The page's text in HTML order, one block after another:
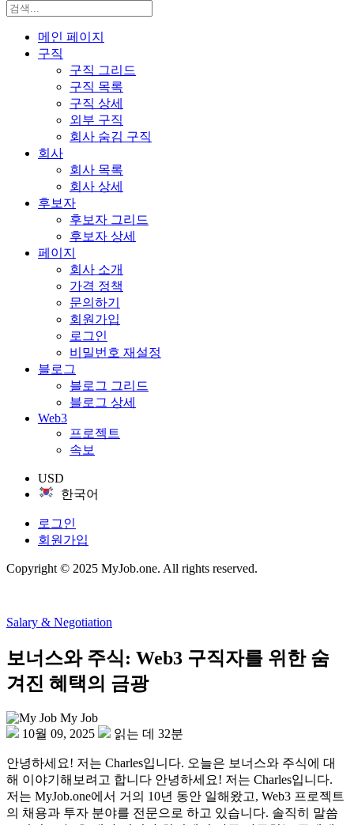
메인 페이지
구직
구직 그리드
구직 목록
구직 상세
외부 구직
회사 숨김 구직
회사
회사 목록
회사 상세
후보자
후보자 그리드
후보자 상세
페이지
회사 소개
가격 정책
문의하기
회원가입
로그인
비밀번호 재설정
블로그
블로그 그리드
블로그 상세
Web3
프로젝트
속보
USD
한국어
로그인
회원가입
Copyright © 2025 MyJob.one. All rights reserved.
Salary & Negotiation
보너스와 주식: Web3 구직자를 위한 숨
겨진 혜택의 금광
My Job
10월 09, 2025
읽는 데 32분
안녕하세요! 저는 Charles입니다. 오늘은 보너스와 주식에 대
해 이야기해보려고 합니다 안녕하세요! 저는 Charles입니다.
저는 MyJob.one에서 거의 10년 동안 일해왔고, Web3 프로젝트
의 채용과 투자 분야를 전문으로 하고 있습니다. 솔직히 말씀